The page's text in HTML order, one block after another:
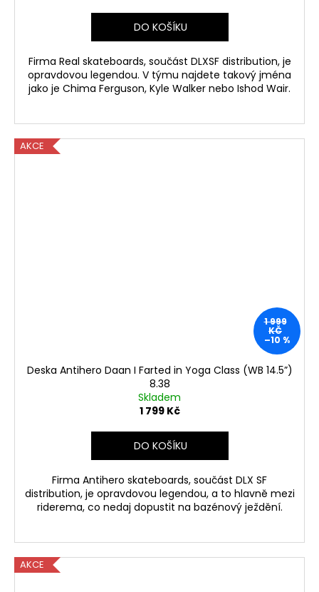
DO KOŠÍKU
Firma Real skateboards, součást DLXSF distribution, je
opravdovou legendou. V týmu najdete takový jména
jako je Chima Ferguson, Kyle Walker nebo Ishod Wair.
AKCE
1 999
KČ
–10 %
Deska Antihero Daan I Farted in Yoga Class (WB 14.5”)
8.38
Skladem
1 799 Kč
DO KOŠÍKU
Firma Antihero skateboards, součást DLX SF
distribution, je opravdovou legendou, a to hlavně mezi
riderema, co nedaj dopustit na bazénový ježdění.
AKCE